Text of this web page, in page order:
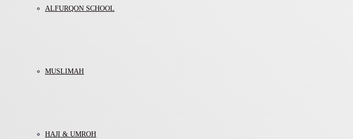
ALFURQON SCHOOL
MUSLIMAH
HAJI & UMROH